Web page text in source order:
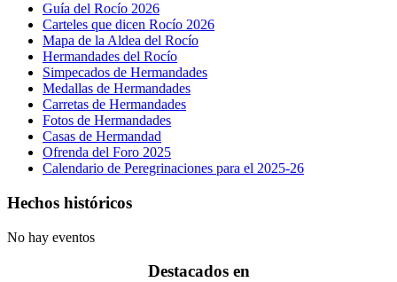
Guía del Rocío 2026
Carteles que dicen Rocío 2026
Mapa de la Aldea del Rocío
Hermandades del Rocío
Simpecados de Hermandades
Medallas de Hermandades
Carretas de Hermandades
Fotos de Hermandades
Casas de Hermandad
Ofrenda del Foro 2025
Calendario de Peregrinaciones para el 2025-26
Hechos históricos
No hay eventos
Destacados en